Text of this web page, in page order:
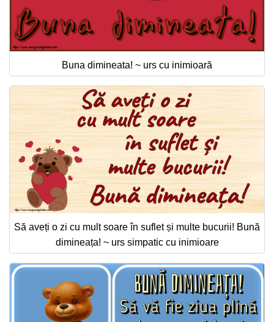
Buna dimineata! ~ urs cu inimioară
Să aveți o zi cu mult soare în suflet și multe bucurii! Bună
dimineața! ~ urs simpatic cu inimioare